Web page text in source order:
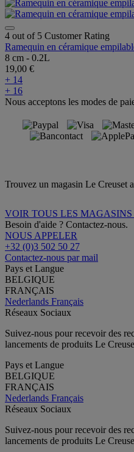
4 out of 5 Customer Rating
Ramequin en céramique
8 cm - 0.2L
19,00 €
+ 14
+ 16
Nous acceptons les modes de
Trouvez un magasin Le Creuset
VOIR TOUS LES
Besoin d'aide ? Contactez-nous.
NOUS APPELER
+32 (0)3 502 50 27
Contactez-nous par mail
Pays et Langue
BELGIQUE
FRANÇAIS
Nederlands Français
Réseaux Sociaux
Suivez-nous pour recevoir des
lancements de produits Le
Pays et Langue
BELGIQUE
FRANÇAIS
Nederlands Français
Réseaux Sociaux
Suivez-nous pour recevoir des
lancements de produits Le